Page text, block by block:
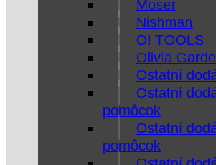
Moser
Nishman
O! TOOLS
Olivia
Ostatní
Ostatní
pomôcok
Ostatní
pomôcok